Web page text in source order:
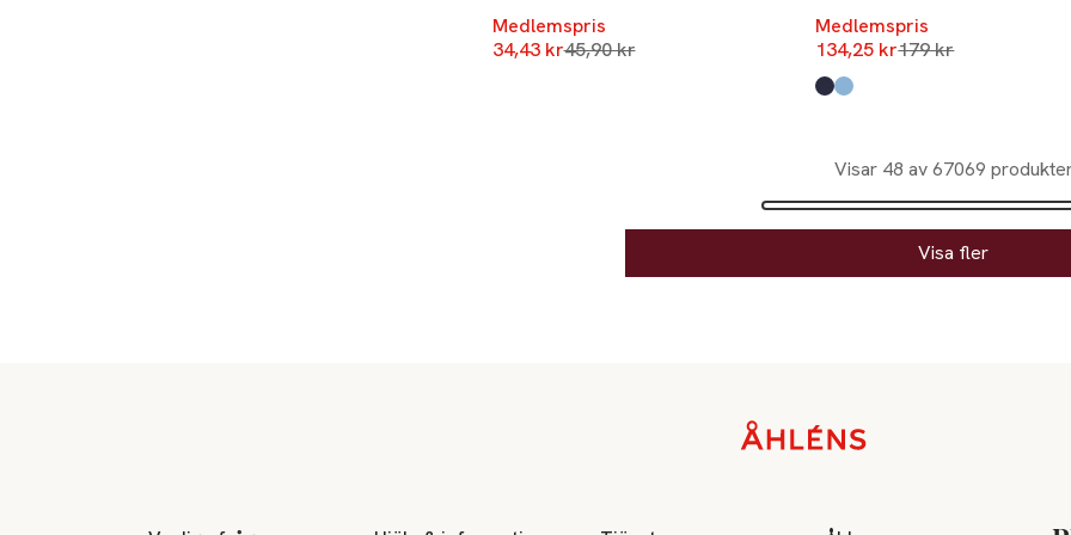
Medlemspris
34,43 krLägsta pris 30 dagar
45,90 kr
Medlemspris
134,25 krLägsta pris 30 dagar
179 kr
Produkten finns i färgerna:
Blue,
Wine
Visar 48 av 67069
Visa fler